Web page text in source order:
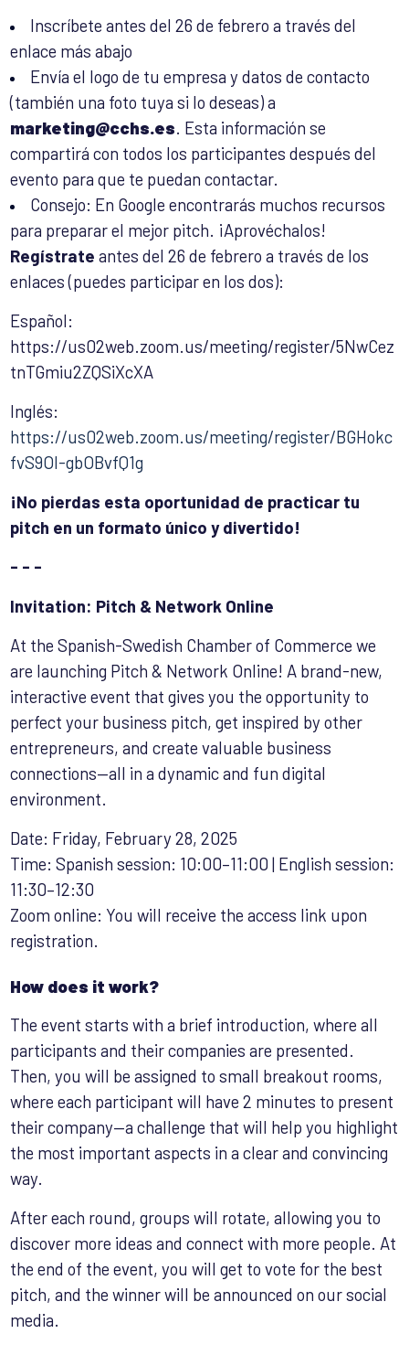
Inscríbete antes del 26 de febrero a través del
enlace más abajo
Envía el logo de tu empresa y datos de contacto
(también una foto tuya si lo deseas) a
marketing@cchs.es . Esta información se
compartirá con todos los participantes después del
evento para que te puedan contactar.
Consejo: En Google encontrarás muchos recursos
para preparar el mejor pitch. ¡Aprovéchalos!
Regístrate antes del 26 de febrero a través de los
enlaces (puedes participar en los dos):
Español:
https://us02web.zoom.us/meeting/register/5NwCez
tnTGmiu2ZQSiXcXA
Inglés:
https://us02web.zoom.us/meeting/register/BGHokc
fvS9Ol-gbOBvfQ1g
¡No pierdas esta oportunidad de practicar tu
pitch en un formato único y divertido!
- - -
Invitation: Pitch & Network Online
At the Spanish-Swedish Chamber of Commerce we
are launching Pitch & Network Online! A brand-new,
interactive event that gives you the opportunity to
perfect your business pitch, get inspired by other
entrepreneurs, and create valuable business
connections—all in a dynamic and fun digital
environment.
Date: Friday, February 28, 2025
Time: Spanish session: 10:00–11:00 | English session:
11:30–12:30
Zoom online: You will receive the access link upon
registration.
How does it work?
The event starts with a brief introduction, where all
participants and their companies are presented.
Then, you will be assigned to small breakout rooms,
where each participant will have 2 minutes to present
their company—a challenge that will help you highlight
the most important aspects in a clear and convincing
way.
After each round, groups will rotate, allowing you to
discover more ideas and connect with more people. At
the end of the event, you will get to vote for the best
pitch, and the winner will be announced on our social
media.